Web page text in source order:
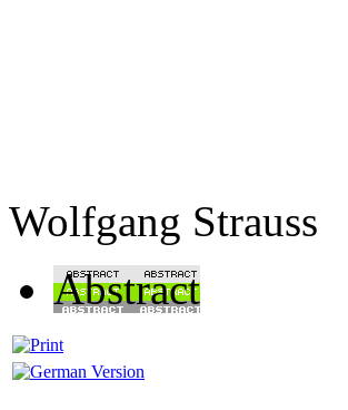
Wolfgang Strauss
Abstract